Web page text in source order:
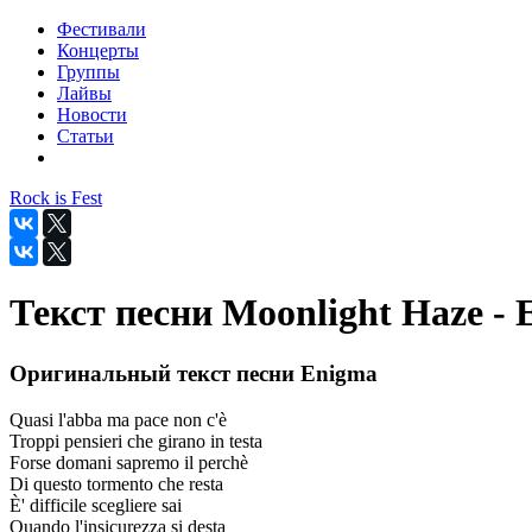
Фестивали
Концерты
Группы
Лайвы
Новости
Статьи
Rock is Fest
Текст песни Moonlight Haze -
Оригинальный текст песни Enigma
Quasi l'abba ma pace non c'è
Troppi pensieri che girano in testa
Forse domani sapremo il perchè
Di questo tormento che resta
È' difficile scegliere sai
Quando l'insicurezza si desta